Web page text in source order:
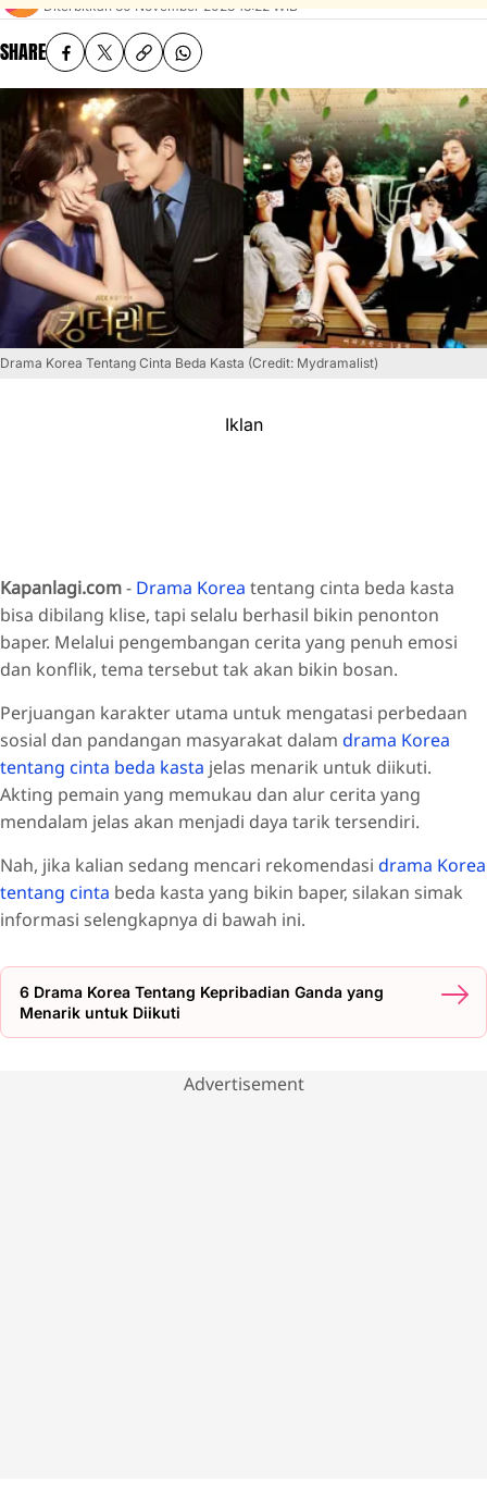
Diterbitkan 30 November 2023 18:22 WIB
SHARE
Drama Korea Tentang Cinta Beda Kasta (Credit: Mydramalist)
Iklan
Kapanlagi.com- Drama Korea tentang cinta beda kasta
bisa dibilang klise, tapi selalu berhasil bikin penonton
baper. Melalui pengembangan cerita yang penuh emosi
dan konflik, tema tersebut tak akan bikin bosan.
Perjuangan karakter utama untuk mengatasi perbedaan
sosial dan pandangan masyarakat dalam drama Korea
tentang cinta beda kasta jelas menarik untuk diikuti.
Akting pemain yang memukau dan alur cerita yang
mendalam jelas akan menjadi daya tarik tersendiri.
Nah, jika kalian sedang mencari rekomendasi drama Korea
tentang cinta beda kasta yang bikin baper, silakan simak
informasi selengkapnya di bawah ini.
6 Drama Korea Tentang Kepribadian Ganda yang
Menarik untuk Diikuti
Advertisement